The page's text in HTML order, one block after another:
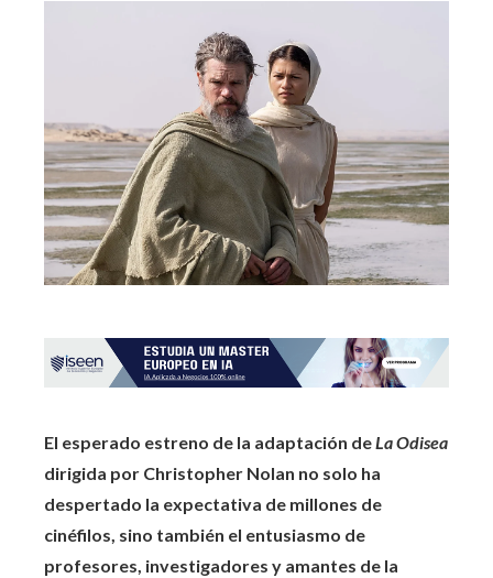
El esperado estreno de la adaptación deLa Odisea
dirigida por Christopher Nolan no solo ha
despertado la expectativa de millones de
cinéfilos, sino también el entusiasmo de
profesores, investigadores y amantes de la